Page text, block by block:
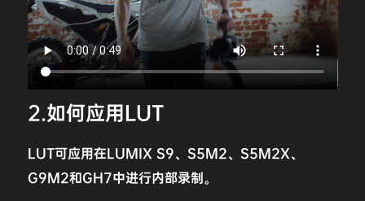
2.如何应用LUT
LUT可应用在LUMIX S9、S5M2、S5M2X、
G9M2和GH7中进行内部录制。